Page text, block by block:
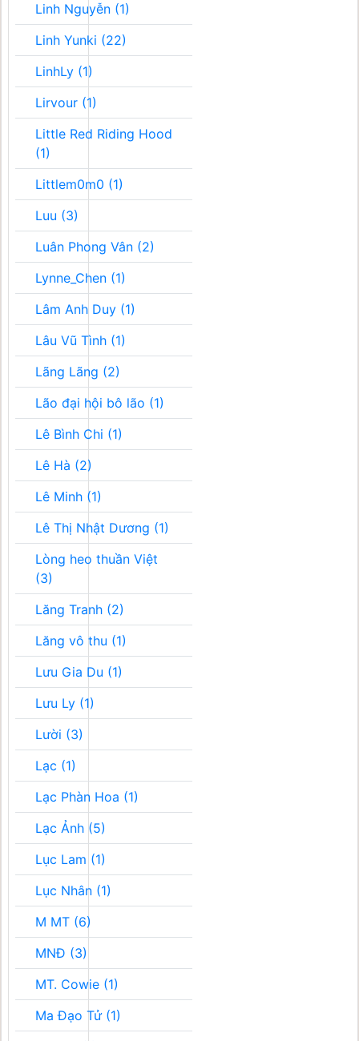
Linh Nguyễn (1)
Linh Yunki (22)
LinhLy (1)
Lirvour (1)
Little Red Riding Hood
(1)
Littlem0m0 (1)
Luu (3)
Luân Phong Vân (2)
Lynne_Chen (1)
Lâm Anh Duy (1)
Lâu Vũ Tình (1)
Lãng Lãng (2)
Lão đại hội bô lão (1)
Lê Bình Chi (1)
Lê Hà (2)
Lê Minh (1)
Lê Thị Nhật Dương (1)
Lòng heo thuần Việt
(3)
Lăng Tranh (2)
Lăng vô thu (1)
Lưu Gia Du (1)
Lưu Ly (1)
Lười (3)
Lạc (1)
Lạc Phàn Hoa (1)
Lạc Ảnh (5)
Lục Lam (1)
Lục Nhân (1)
M MT (6)
MNĐ (3)
MT. Cowie (1)
Ma Đạo Tử (1)